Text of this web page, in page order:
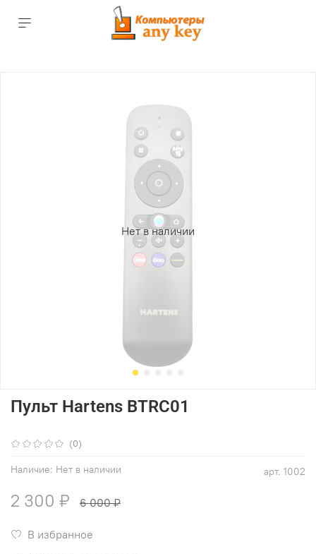
Нет в наличии
(0)
арт. 1002
Наличие: Нет в наличии
Пульт Hartens BTRC01
2 300 ₽ 6 000 ₽
В избранное